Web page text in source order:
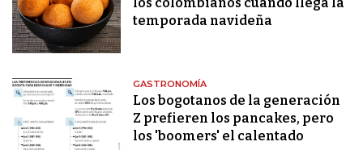
temporada navideña
GASTRONOMÍA
Los bogotanos de la generación
Z prefieren los pancakes, pero
los 'boomers' el calentado